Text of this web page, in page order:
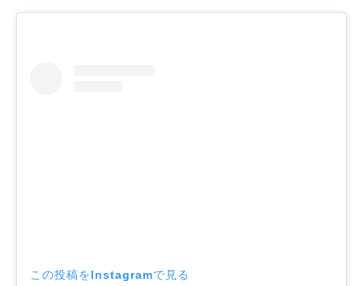
この投稿をInstagramで見る